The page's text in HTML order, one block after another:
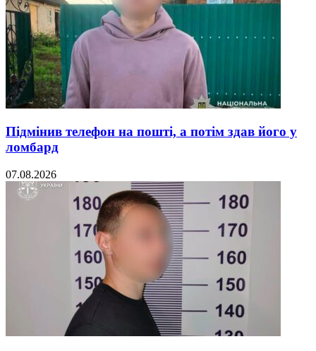
Підмінив телефон на пошті, а потім здав його у
ломбард
07.08.2026